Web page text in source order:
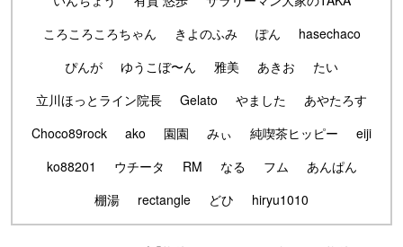
ころころころちゃん
きよのふみ ぽん
hasechaco
ぴんが
ゆうこぼ〜ん 雅美 あきお
たい
立川ほっとライン院長
Gelato やました
あやたろす
Choco89rock
ako 園園 みぃ 純喫茶ヒッピー
eiji
ko88201
ウチータ RM なる フム
あんぱん
棚湯
rectangle どひ hiryu1010